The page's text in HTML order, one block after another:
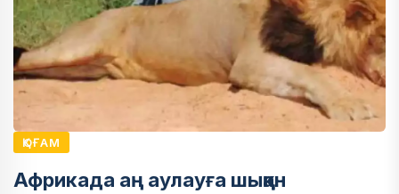
ҚОҒАМ
Африкада аң аулауға шыққан